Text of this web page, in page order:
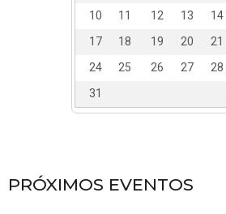
10
11 12 13 14
17
18 19 20 21
24
25 26 27 28
31
PRÓXIMOS EVENTOS